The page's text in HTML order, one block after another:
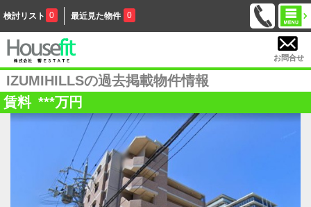
検討リスト 0 最近見た物件 0
お問合せ
IZUMIHILLSの過去掲載物件情報
賃料 ***万円